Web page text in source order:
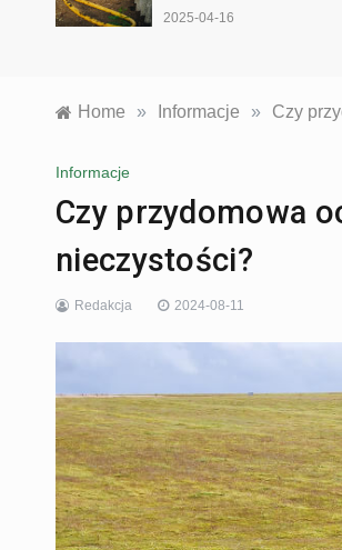
2025-04-16
Home » Informacje » Czy
Informacje
Czy przydomowa
nieczystości?
Redakcja 2024-08-11